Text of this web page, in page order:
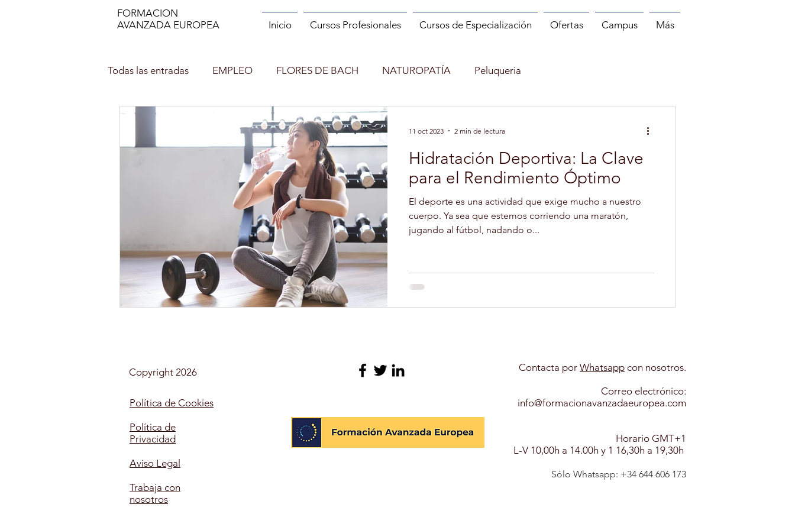
FORMACION
AVANZADA EUROPEA
Inicio Cursos Profesionales Cursos de Especialización Ofertas Campus Más
Todas las entradas EMPLEO FLORES DE BACH NATUROPATÍA Peluqueria
DECORACIÓN DE INTERIORES MANIPULADOR DE ALIMENTOS
NUTRICION EN EL DEPORTE INCENDIOS FORESTALES CUENTACUENTOS
Asesor de imagen y Personal Shopper MONITOR DE RUNNING MINDFULNESS
PROFESOR DE ESPAÑOL (ELE) ENTRENADOR PERSONAL Y FITNESS
AUXILIAR DE ENFERMERÍA EN GERIATRÍA EXPERTO EN NUTRICIÓN INFANTIL PSICOLOGIA INFANTIL
MAQUILLAJE PELUQUERÍA CANINA
MONITOR COMEDORES ESCOLARES
Hidratación Deportiva: La Clave
para el Rendimiento Óptimo
El deporte es una actividad que exige mucho a nuestro
cuerpo. Ya sea que estemos corriendo una maratón,
jugando al fútbol, nadando o...
11 oct 2023 2 min de lectura
Copyright 2026
Política de Cookies
Política de
Privacidad
Aviso Legal
Trabaja con
nosotros
Contacta por Whatsapp​ con nosotros.
Correo electrónico:
info@formacionavanzadaeuropea.com
Horario GMT+1
L-V 10,00h a 14.00h y 1 16,30h a 19,30h
Sólo Whatsapp: +34 644 606 173